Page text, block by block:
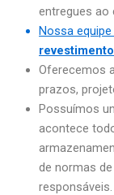
entregues ao
Nossa
Oferecemos
prazos,
Possuímos
acontece
de normas
responsáveis.